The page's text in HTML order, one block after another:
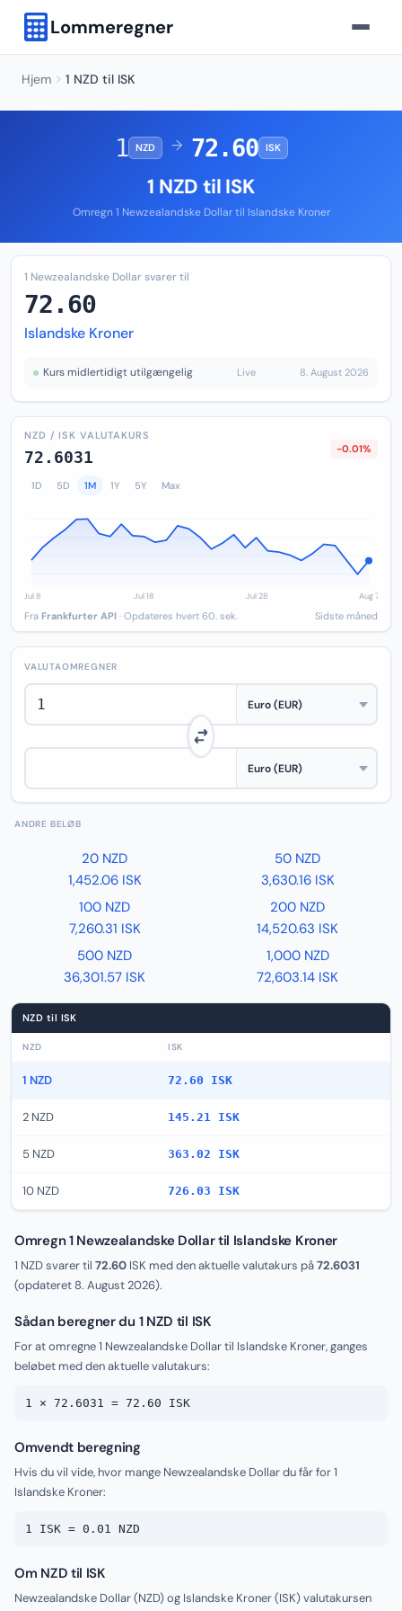
Lommeregner
Hjem 1 NZD til ISK
1 NZD → 72.60 ISK
1 NZD til ISK
Omregn 1 Newzealandske Dollar til Islandske Kroner
1 Newzealandske Dollar svarer til
72.60
Islandske Kroner
Kurs midlertidigt utilgængelig Live 8. August 2026
NZD / ISK VALUTAKURS
72.6031 -0.01%
1D 5D 1M 1Y 5Y Max
Fra Frankfurter API · Opdateres hvert 60. sek. Sidste måned
VALUTAOMREGNER
ANDRE BELØB
20 NZD
1,452.06 ISK
50 NZD
3,630.16 ISK
100 NZD
7,260.31 ISK
200 NZD
14,520.63 ISK
500 NZD
36,301.57 ISK
1,000 NZD
72,603.14 ISK
NZD til ISK
NZD ISK
1 NZD 72.60 ISK
2 NZD 145.21 ISK
5 NZD 363.02 ISK
10 NZD 726.03 ISK
Omregn 1 Newzealandske Dollar til Islandske Kroner
1 NZD svarer til 72.60 ISK med den aktuelle valutakurs på72.6031
(opdateret 8. August 2026).
Sådan beregner du 1 NZD til ISK
For at omregne 1 Newzealandske Dollar til Islandske Kroner, ganges
beløbet med den aktuelle valutakurs:
1 × 72.6031 = 72.60 ISK
Omvendt beregning
Hvis du vil vide, hvor mange Newzealandske Dollar du får for 1
Islandske Kroner:
1 ISK = 0.01 NZD
Om NZD til ISK
Newzealandske Dollar (NZD) og Islandske Kroner (ISK) valutakursen